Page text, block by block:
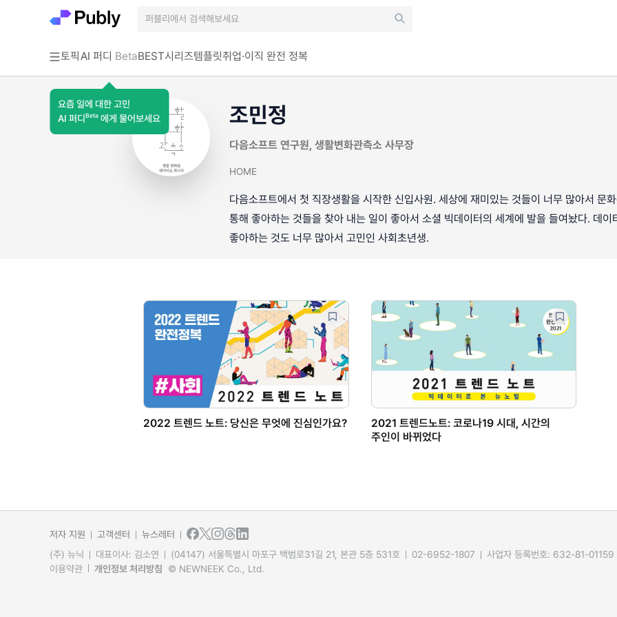
토픽AI 퍼디 Beta
요즘 일에 대한 고민
AI 퍼디 Beta 에게 물어보세요
BEST시리즈템플릿취업·이직 완전 정복
조민정
다음소프트 연구원, 생활변화관측소 사무장
HOME
다음소프트에서 첫 직장생활을 시작한 신입사원. 세상에 재미있는 것들이 너무 많아서 문
통해 좋아하는 것들을 찾아 내는 일이 좋아서 소셜 빅데이터의 세계에 발을 들여놨다. 데
좋아하는 것도 너무 많아서 고민인 사회초년생.
2022 트렌드 노트: 당신은 무엇에 진심인가요?
2021 트렌드노트: 코로나19 시대, 시간의
주인이 바뀌었다
저자 지원 고객센터
뉴스레터
(주) 뉴닉
대표이사: 김소연 (04147) 서울특별시 마포구 백범로31길 21, 본관 5층 531호 02-6952-1807 사업자 등록번호: 632-81-01159
이용약관
개인정보 처리방침 © NEWNEEK Co., Ltd.